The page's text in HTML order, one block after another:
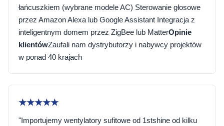
łańcuszkiem (wybrane modele AC) Sterowanie głosowe
przez Amazon Alexa lub Google Assistant Integracja z
inteligentnym domem przez ZigBee lub MatterOpinie
klientówZaufali nam dystrybutorzy i nabywcy projektów
w ponad 40 krajach
★★★★★
"Importujemy wentylatory sufitowe od 1stshine od kilku